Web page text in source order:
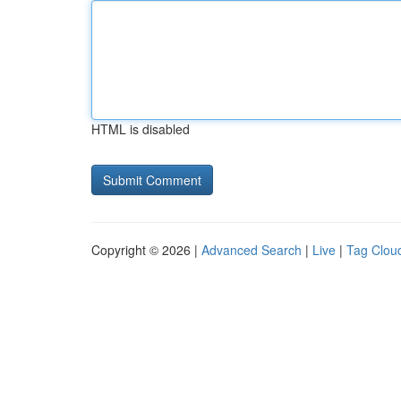
HTML is disabled
Copyright © 2026 | Advanced Search | Live | Tag